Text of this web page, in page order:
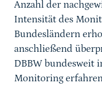
Anzahl der
Intensität des
Bundesländern
anschließend
DBBW bundesweit
Monitoring